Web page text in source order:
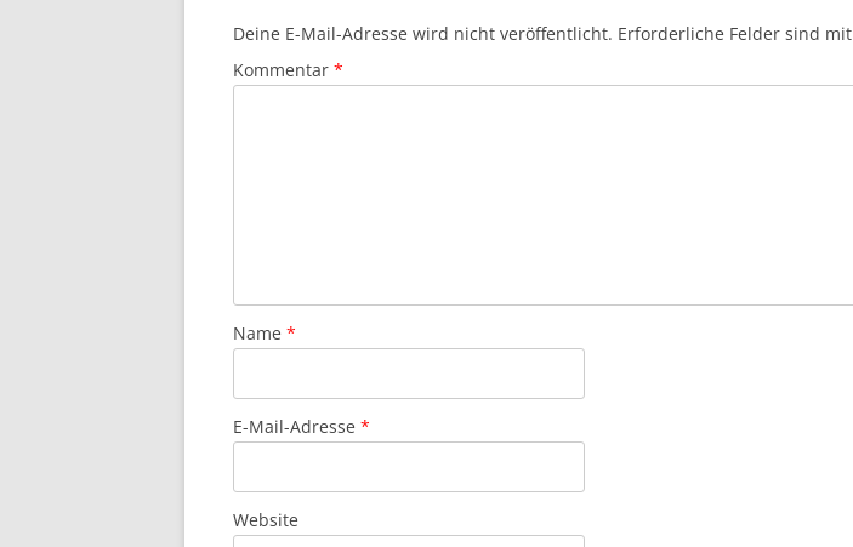
Deine E-Mail-Adresse wird nicht veröffentlicht. Erforderliche Felder sind mit
Kommentar *
Name *
E-Mail-Adresse *
Website